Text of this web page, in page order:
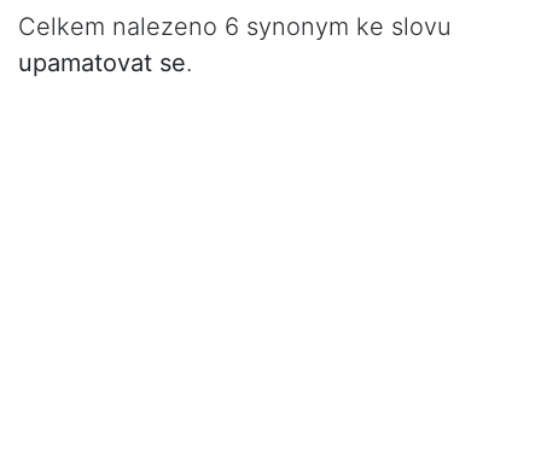
Celkem nalezeno 6 synonym ke slovu
upamatovat se.